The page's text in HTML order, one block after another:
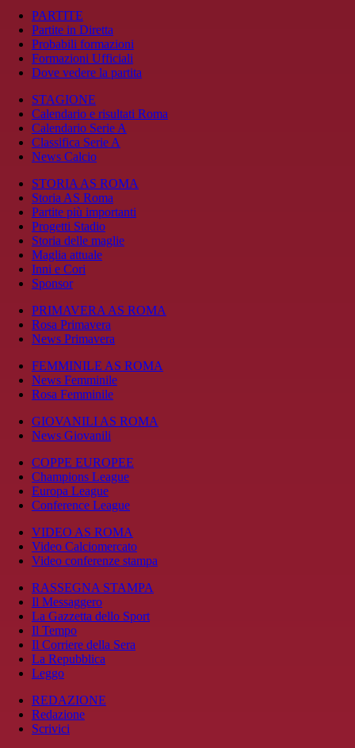
PARTITE
Partite in Diretta
Probabili formazioni
Formazioni Ufficiali
Dove vedere la partita
STAGIONE
Calendario e risultati Roma
Calendario Serie A
Classifica Serie A
News Calcio
STORIA AS ROMA
Storia AS Roma
Partite più importanti
Progetti Stadio
Storia delle maglie
Maglia attuale
Inni e Cori
Sponsor
PRIMAVERA AS ROMA
Rosa Primavera
News Primavera
FEMMINILE AS ROMA
News Femminile
Rosa Femminile
GIOVANILI AS ROMA
News Giovanili
COPPE EUROPEE
Champions League
Europa League
Conference League
VIDEO AS ROMA
Video Calciomercato
Video conferenze stampa
RASSEGNA STAMPA
Il Messaggero
La Gazzetta dello Sport
Il Tempo
Il Corriere della Sera
La Repubblica
Leggo
REDAZIONE
Redazione
Scrivici